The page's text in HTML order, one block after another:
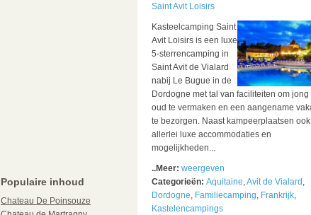
Populaire inhoud
Chateau De Poinsouze
Saint Avit Loisirs
Kasteelcamping Saint
Avit Loisirs is een luxe
5-sterrencamping in
Saint Avit de Vialard
nabij Le Bugue in de
Dordogne met tal van faciliteiten om jong
oud te vermaken en een aangename
te bezorgen. Naast kampeerplaatsen ook
allerlei luxe accommodaties en
mogelijkheden...
..Meer: weergeven
Categorieën: Aquitaine,Avit de Vialard ,
Dordogne, Familiecamping, Frankrijk,
Kastelencampings